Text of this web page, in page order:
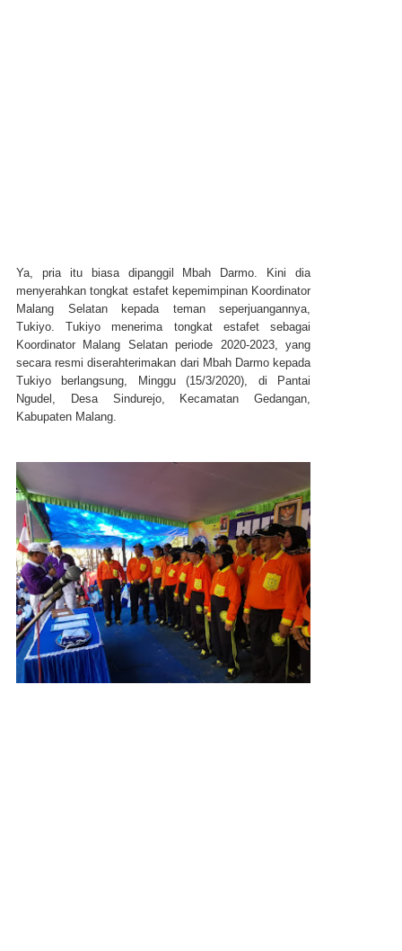
Ya, pria itu biasa dipanggil Mbah Darmo. Kini dia
menyerahkan tongkat estafet kepemimpinan Koordinator
Malang Selatan kepada teman seperjuangannya,
Tukiyo. Tukiyo menerima tongkat estafet sebagai
Koordinator Malang Selatan periode 2020-2023, yang
secara resmi diserahterimakan dari Mbah Darmo kepada
Tukiyo berlangsung, Minggu (15/3/2020), di Pantai
Ngudel, Desa Sindurejo, Kecamatan Gedangan,
Kabupaten Malang.